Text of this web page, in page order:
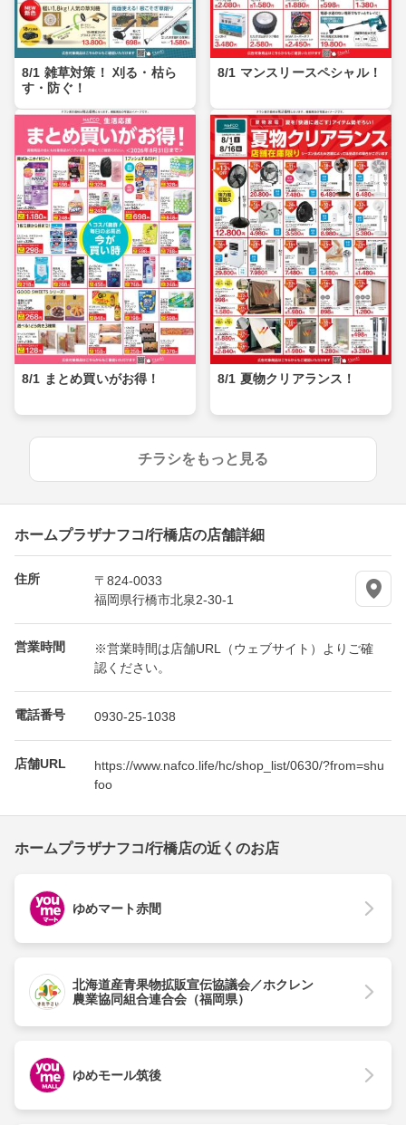
8/1 雑草対策！ 刈る・枯ら
す・防ぐ！
8/1 マンスリースペシャル！
8/1 まとめ買いがお得！ 8/1 夏物クリアランス！
チラシをもっと見る
ホームプラザナフコ/行橋店の店舗詳細
住所
〒824-0033
福岡県行橋市北泉2-30-1
営業時間
※営業時間は店舗URL（ウェブサイト）よりご確
認ください。
電話番号 0930-25-1038
店舗URL
https://www.nafco.life/hc/shop_list/0630/?from=shu
foo
ホームプラザナフコ/行橋店の近くのお店
ゆめマート赤間
北海道産青果物拡販宣伝協議会／ホクレン
農業協同組合連合会（福岡県）
ゆめモール筑後